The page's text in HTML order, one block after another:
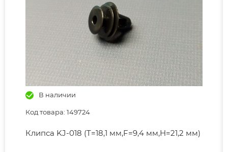
В наличии
Код товара: 149724
Клипса KJ-018 (T=18,1 мм,F=9,4 мм,H=21,2 мм)